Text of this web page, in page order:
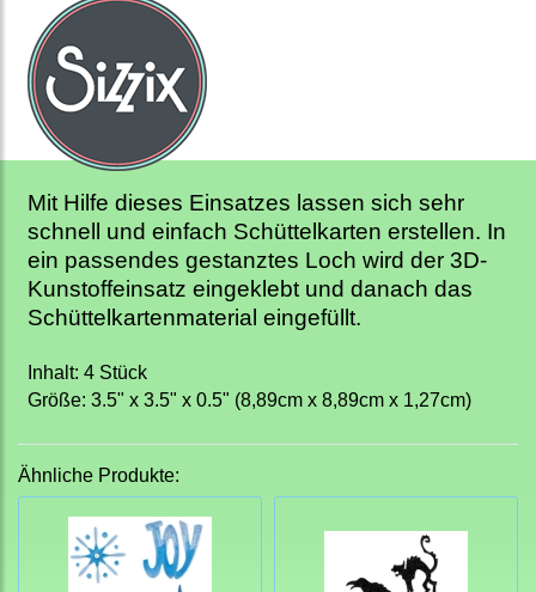
Mit Hilfe dieses Einsatzes lassen sich sehr
schnell und einfach Schüttelkarten erstellen. In
ein passendes gestanztes Loch wird der 3D-
Kunstoffeinsatz eingeklebt und danach das
Schüttelkartenmaterial eingefüllt.
Inhalt: 4 Stück
Größe: 3.5" x 3.5" x 0.5" (8,89cm x 8,89cm x 1,27cm)
Ähnliche Produkte: